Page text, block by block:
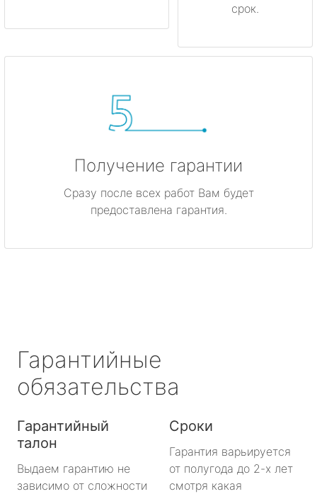
срок.
Получение гарантии
Сразу после всех работ Вам будет
предоставлена гарантия.
Гарантийные
обязательства
Гарантийный
талон
Выдаем гарантию не
зависимо от сложности
Сроки
Гарантия варьируется
от полугода до 2-х лет
смотря какая